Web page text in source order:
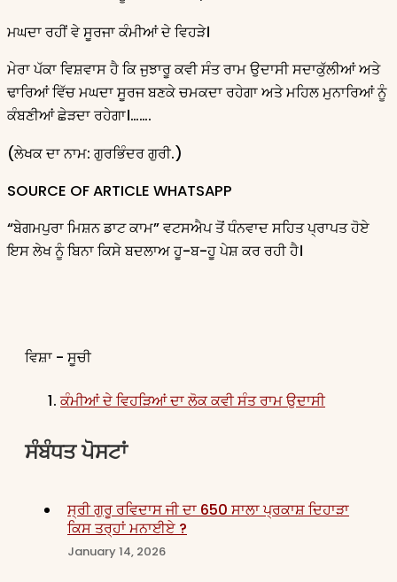
ਮਘਦਾ ਰਹੀਂ ਵੇ ਸੂਰਜਾ ਕੰਮੀਆਂ ਦੇ ਵਿਹੜੇ।
ਮੇਰਾ ਪੱਕਾ ਵਿਸ਼ਵਾਸ ਹੈ ਕਿ ਜੁਝਾਰੂ ਕਵੀ ਸੰਤ ਰਾਮ ਉਦਾਸੀ ਸਦਾਕੁੱਲੀਆਂ ਅਤੇ
ਢਾਰਿਆਂ ਵਿੱਚ ਮਘਦਾ ਸੂਰਜ ਬਣਕੇ ਚਮਕਦਾ ਰਹੇਗਾ ਅਤੇ ਮਹਿਲ ਮੁਨਾਰਿਆਂ ਨੂੰ
ਕੰਬਣੀਆਂ ਛੇੜਦਾ ਰਹੇਗਾ।…….
(ਲੇਖਕ ਦਾ ਨਾਮ: ਗੁਰਭਿੰਦਰ ਗੁਰੀ.)
SOURCE OF ARTICLE WHATSAPP
“ਬੇਗਮਪੁਰਾ ਮਿਸ਼ਨ ਡਾਟ ਕਾਮ” ਵਟਸਐਪ ਤੋਂ ਧੰਨਵਾਦ ਸਹਿਤ ਪ੍ਰਾਪਤ ਹੋਏ
ਇਸ ਲੇਖ ਨੂੰ ਬਿਨਾ ਕਿਸੇ ਬਦਲਾਅ ਹੂ-ਬ-ਹੂ ਪੇਸ਼ ਕਰ ਰਹੀ ਹੈ।
ਵਿਸ਼ਾ - ਸੂਚੀ
ਕੰਮੀਆਂ ਦੇ ਵਿਹੜਿਆਂ ਦਾ ਲੋਕ ਕਵੀ ਸੰਤ ਰਾਮ ਉਦਾਸੀ
ਸੰਬੰਧਤ ਪੋਸਟਾਂ
ਸ੍ਰੀ ਗੁਰੂ ਰਵਿਦਾਸ ਜੀ ਦਾ 650 ਸਾਲਾ ਪ੍ਰਕਾਸ਼ ਦਿਹਾੜਾ
ਕਿਸ ਤਰ੍ਹਾਂ ਮਨਾਈਏ ?
January 14, 2026